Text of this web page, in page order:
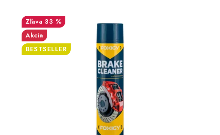
33 %
Akcia
BESTSELLER